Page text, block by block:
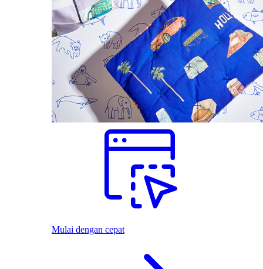
Mulai dengan cepat